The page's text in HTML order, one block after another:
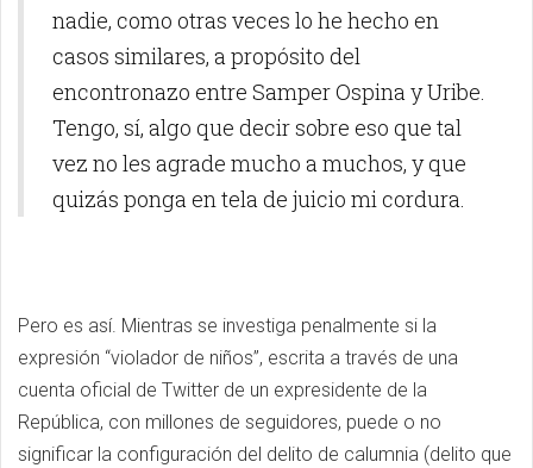
nadie, como otras veces lo he hecho en
casos similares, a propósito del
encontronazo entre Samper Ospina y Uribe.
Tengo, sí, algo que decir sobre eso que tal
vez no les agrade mucho a muchos, y que
quizás ponga en tela de juicio mi cordura.
Pero es así. Mientras se investiga penalmente si la
expresión “violador de niños”, escrita a través de una
cuenta oficial de Twitter de un expresidente de la
República, con millones de seguidores, puede o no
significar la configuración del delito de calumnia (delito que